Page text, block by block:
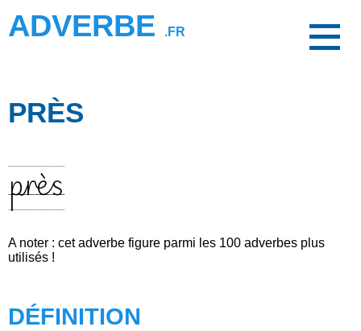
ADVERBE .FR
PRÈS
près
A noter : cet adverbe figure parmi les 100 adverbes plus
utilisés !
DÉFINITION